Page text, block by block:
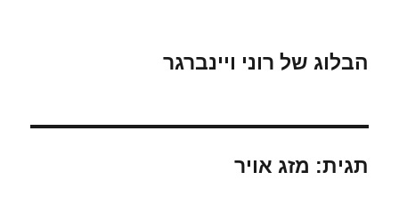
הבלוג של רוני ויינברגר
תגית: מזג אויר